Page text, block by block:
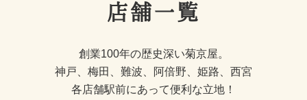
店舗一覧
創業100年の歴史深い菊京屋。
神戸、梅田、難波、阿倍野、姫路、西宮
各店舗駅前にあって便利な立地！